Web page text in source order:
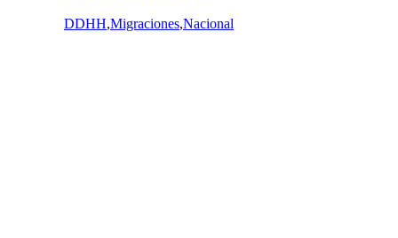
DDHH,Migraciones,Nacional